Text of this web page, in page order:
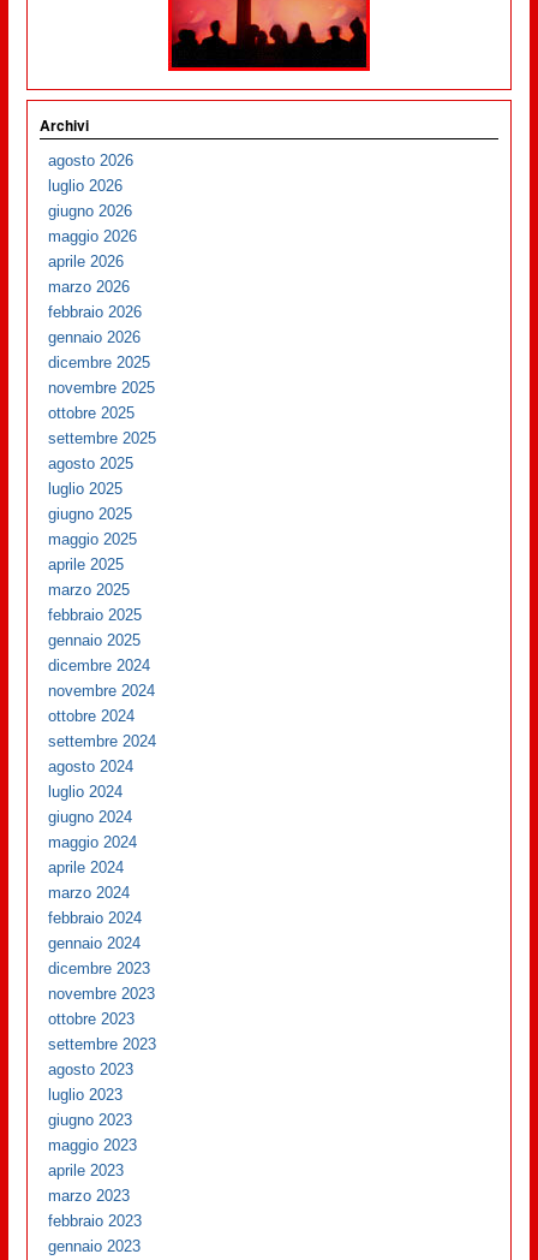
Archivi
agosto 2026
luglio 2026
giugno 2026
maggio 2026
aprile 2026
marzo 2026
febbraio 2026
gennaio 2026
dicembre 2025
novembre 2025
ottobre 2025
settembre 2025
agosto 2025
luglio 2025
giugno 2025
maggio 2025
aprile 2025
marzo 2025
febbraio 2025
gennaio 2025
dicembre 2024
novembre 2024
ottobre 2024
settembre 2024
agosto 2024
luglio 2024
giugno 2024
maggio 2024
aprile 2024
marzo 2024
febbraio 2024
gennaio 2024
dicembre 2023
novembre 2023
ottobre 2023
settembre 2023
agosto 2023
luglio 2023
giugno 2023
maggio 2023
aprile 2023
marzo 2023
febbraio 2023
gennaio 2023